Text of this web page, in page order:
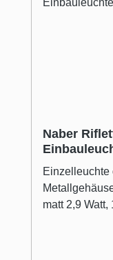
Naber
Einzelleuchte
matt 2,9